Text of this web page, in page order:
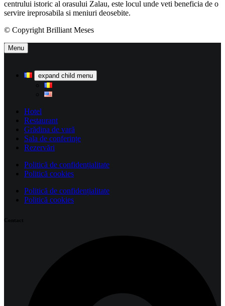
centrului istoric al orasului Zalau, este locul unde veti beneficia de o
servire ireprosabila si meniuri deosebite.
© Copyright Brilliant Meses
Menu
expand child menu
Hotel
Restaurant
Grădina de vară
Sala de conferințe
Rezervări
Politică de confidențialitate
Politică cookies
Politică de confidențialitate
Politică cookies
Contact